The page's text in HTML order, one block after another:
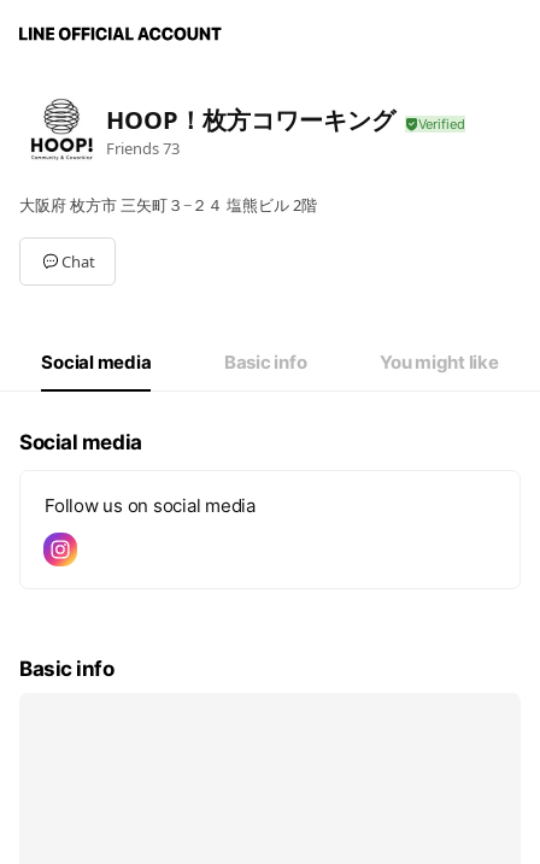
HOOP！枚方コワーキング
Friends73
大阪府 枚方市 三矢町３−２４ 塩熊ビル 2階
Chat
Social media Basic info You might like
Social media
Follow us on social media
Basic info